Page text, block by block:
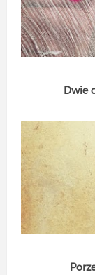
Dwie